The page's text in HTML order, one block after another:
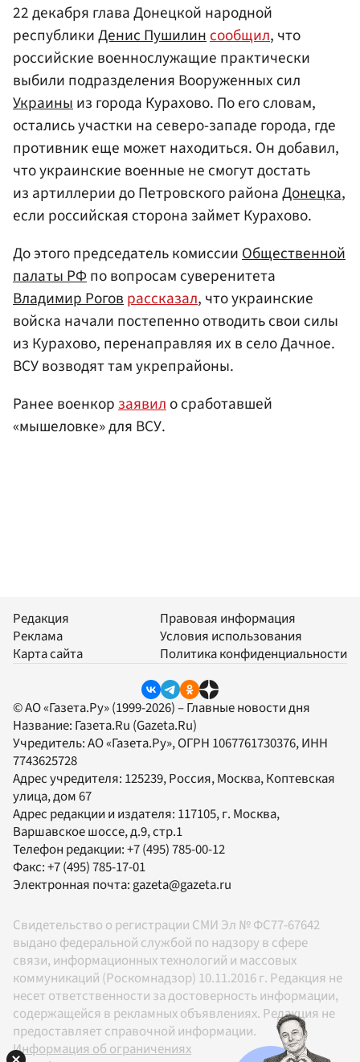
22 декабря глава Донецкой народной
республикиДенис Пушилинсообщил, что
российские военнослужащие практически
выбили подразделения Вооруженных сил
Украиныиз города Курахово. По его словам,
остались участки на северо-западе города, где
противник еще может находиться. Он добавил,
что украинские военные не смогут достать
из артиллерии до Петровского районаДонецка,
если российская сторона займет Курахово.
До этого председатель комиссииОбщественной
палаты РФпо вопросам суверенитета
Владимир Роговрассказал, что украинские
войска начали постепенно отводить свои силы
из Курахово, перенаправляя их в село Дачное.
ВСУ возводят там укрепрайоны.
Ранее военкорзаявило сработавшей
«мышеловке» для ВСУ.
Редакция
Реклама
Карта сайта
Правовая информация
Условия использования
Политика конфиденциальности
© АО «Газета.Ру» (1999-2026) – Главные новости дня
Название: Газета.Ru (Gazeta.Ru)
Учредитель:АО «Газета.Ру», ОГРН 1067761730376, ИНН
7743625728
Адрес учредителя: 125239, Россия, Москва, Коптевская
улица, дом 67
Адрес редакции и издателя: 117105, г. Москва,
Варшавское шоссе, д.9, стр.1
Телефон редакции:+7 (495) 785-00-12
Факс:+7 (495) 785-17-01
Электронная почта: gazeta@gazeta.ru
Свидетельство о регистрации СМИ Эл № ФС77-67642
выдано федеральной службой по надзору в сфере
связи, информационных технологий и массовых
коммуникаций (Роскомнадзор) 10.11.2016 г. Редакция не
несет ответственности за достоверность информации,
содержащейся в рекламных объявлениях. Редакция не
предоставляет справочной информации.
Информация об ограничениях